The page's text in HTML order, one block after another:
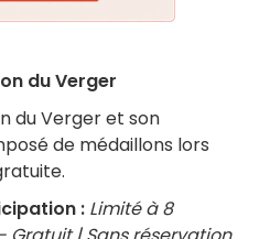
du Verger
du Verger et son
de médaillons lors
: Limité à 8